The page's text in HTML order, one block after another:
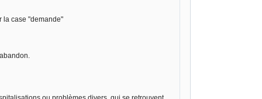
la case "demande"